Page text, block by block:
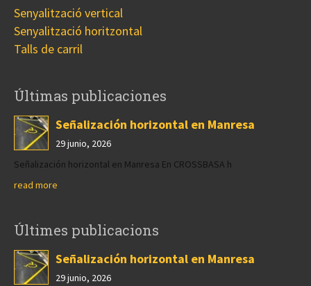
Senyalització vertical
Senyalització horitzontal
Talls de carril
Últimas publicaciones
Señalización horizontal en Manresa
29 junio, 2026
Señalización horizontal en Manresa En CROSSBASA h
read more
Últimes publicacions
Señalización horizontal en Manresa
29 junio, 2026